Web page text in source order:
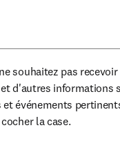
souhaitez pas
d'autres informations
et événements
la case.